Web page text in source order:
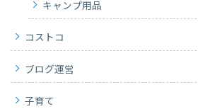
キャンプ用品
コストコ
ブログ運営
子育て